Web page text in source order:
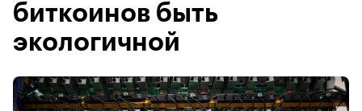
биткоинов быть
экологичной